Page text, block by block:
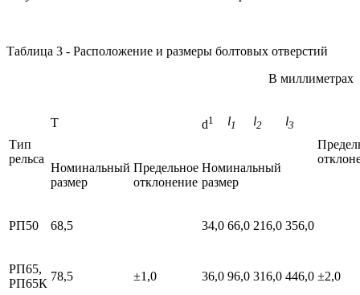
Таблица 3 - Расположение и размеры болтовых отверстий
В миллиметрах
Тип
рельса
Т d1 l1 l2 l3
Номинальный
размер
Предельное
отклонение
Номинальный
размер
РП50 68,5
±1,0
34,0 66,0 216,0 356,0
±2,0
РП65,
РП65К
78,5 36,0 96,0 316,0 446,0